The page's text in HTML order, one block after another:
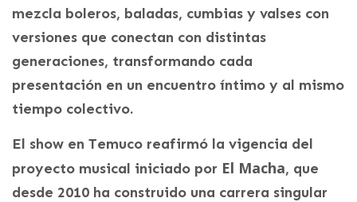
mezcla boleros, baladas, cumbias y valses con
versiones que conectan con distintas
generaciones, transformando cada
presentación en un encuentro íntimo y al mismo
tiempo colectivo.
El show en Temuco reafirmó la vigencia del
proyecto musical iniciado por El Macha, que
desde 2010 ha construido una carrera singular